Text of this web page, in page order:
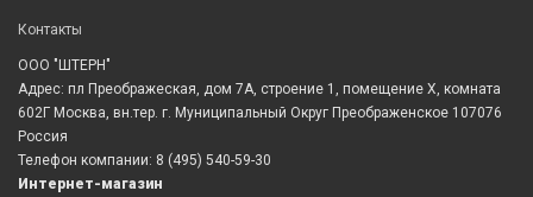
Контакты
ООО "ШТЕРН"
Адрес: пл Преображеская, дом 7А, строение 1, помещение X, комната
602Г Москва, вн.тер. г. Муниципальный Округ Преображенское 107076
Россия
Телефон компании: 8 (495) 540-59-30
Интернет-магазин